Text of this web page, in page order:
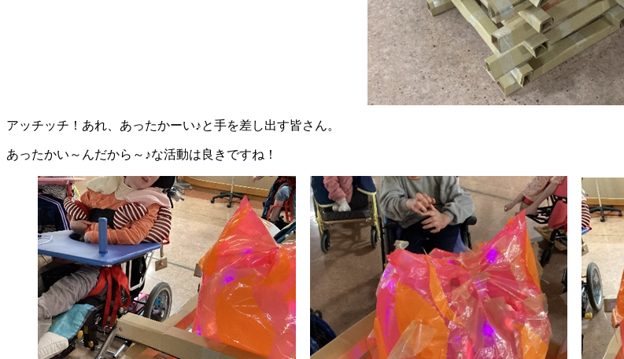
アッチッチ！あれ、あったかーい♪と手を差し出す皆さん。
あったかい～んだから～♪な活動は良きですね！